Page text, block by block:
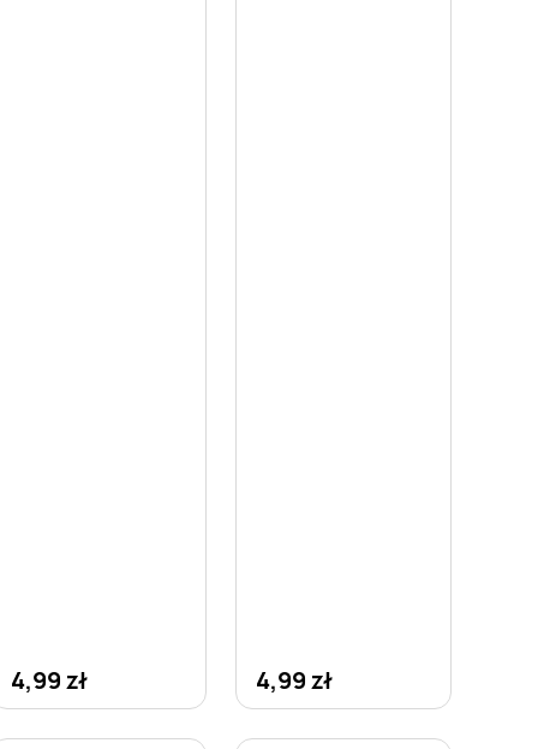
4,99 zł 4,99 zł